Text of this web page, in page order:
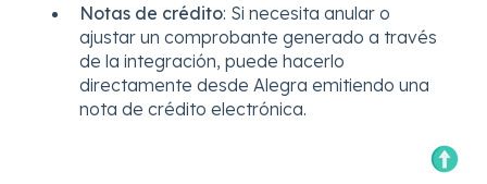
Notas de crédito: Si necesita anular o
ajustar un comprobante generado a través
de la integración, puede hacerlo
directamente desde Alegra emitiendo una
nota de crédito electrónica.